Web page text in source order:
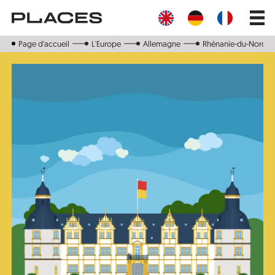
contenu
Main
Page d‘accueil L'Europe Allemagne Rhénanie-du-Nord-